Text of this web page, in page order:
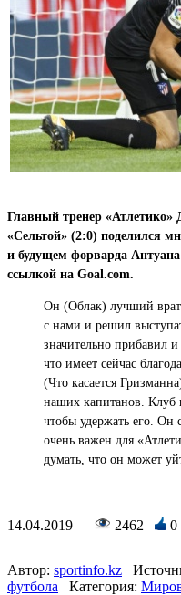
Главный тренер «Атлетико»
«Сельтой» (2:0) поделился
и будущем форварда
ссылкой на Goal.com.
Он (Облак) лучший
с нами и решил
значительно прибавил
что имеет сейчас
(Что касается
наших капитанов. Клуб
чтобы удержать его. Он
очень важен для
думать, что он может
14.04.2019 2462 0
Автор: sportinfo.kz
футбола
Категория: